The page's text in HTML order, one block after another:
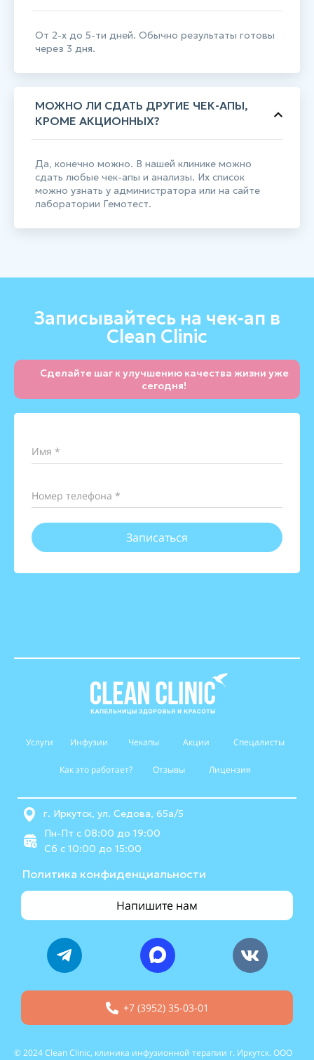
От 2-х до 5-ти дней. Обычно результаты готовы
через 3 дня.
МОЖНО ЛИ СДАТЬ ДРУГИЕ ЧЕК-АПЫ,
КРОМЕ АКЦИОННЫХ?
Да, конечно можно. В нашей клинике можно
сдать любые чек-апы и анализы. Их список
можно узнать у администратора или на сайте
лаборатории Гемотест.
Записывайтесь на чек-ап в
Clean Clinic
Сделайте шаг к улучшению качества жизни уже
сегодня!
Имя *
Номер телефона *
Записаться
Услуги Инфузии Чекапы Акции Спецалисты
Как это работает? Отзывы Лицензия
г. Иркутск, ул. Седова, 65а/5
Пн-Пт с 08:00 до 19:00
Cб с 10:00 до 15:00
Политика конфиденциальности
Напишите нам
+7 (3952) 35-03-01
© 2024 Clean Clinic, клиника инфузионной терапии г. Иркутск. ООО